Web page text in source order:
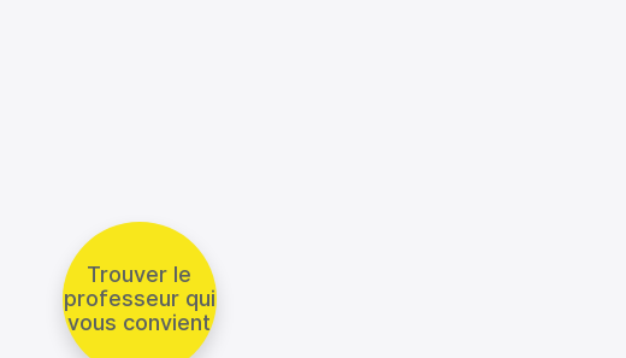
Trouver le
professeur qui
vous convient